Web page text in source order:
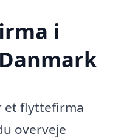
i
et flyttefirma
overveje